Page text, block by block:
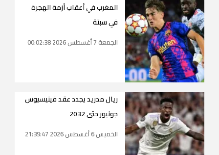
المغرب في أعقاب أزمة الهجرة
في سبتة
الجمعة 7 أغسطس 2026 00:02:38
ريال مدريد يجدد عقد فينيسيوس
جونيور حتى 2032
الخميس 6 أغسطس 2026 21:39:47